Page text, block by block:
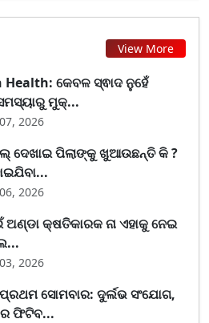
View More
କେବଳ ସ୍ଵାଦ ନୁହେଁ
ମୁକ୍...
2026
ଦେଖାଇ ପିଲାଙ୍କୁ ଖୁଆଉଛନ୍ତି କି ?
2026
ଅଣ୍ଡା କ୍ଷତିକାରକ ନା ଏହାକୁ ନେଇ
2026
ସୋମବାର: ଦୁର୍ଲଭ ସଂଯୋଗ,
ଫିଟିବ...